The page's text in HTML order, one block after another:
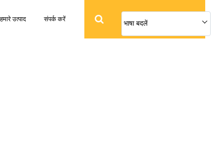
भाषा बदलें
हमारे उत्पाद संपर्क करें